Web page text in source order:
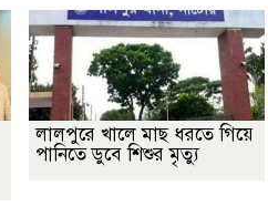
লালপুরে খালে মাছ ধরতে গিয়ে
পানিতে ডুবে শিশুর মৃত্যু